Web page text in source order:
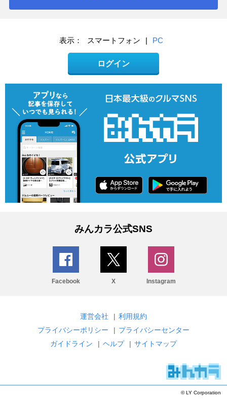
表示： スマートフォン | PC
ログイン
みんカラ公式SNS
Facebook X Instagram
運営会社 | 利用規約
プライバシーポリシー
| プライバシーセンター
ガイドライン
| ヘルプ | サイトマップ
© LY Corporation